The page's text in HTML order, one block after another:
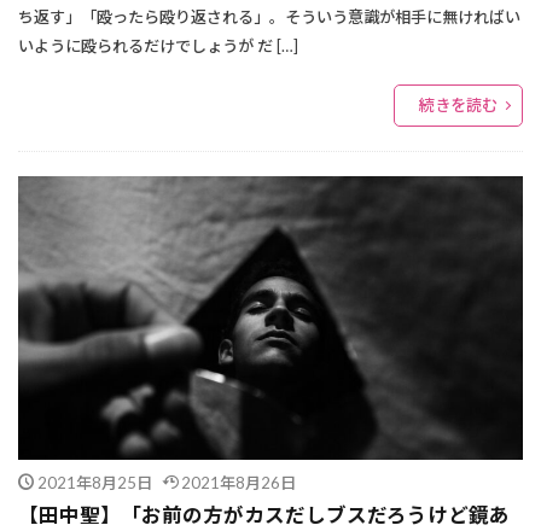
ち返す」「殴ったら殴り返される」。そういう意識が相手に無ければい
いように殴られるだけでしょうが だ […]
続きを読む
2021年8月25日 2021年8月26日
【田中聖】「お前の方がカスだしブスだろうけど鏡あ